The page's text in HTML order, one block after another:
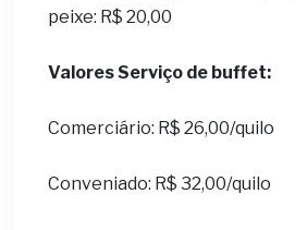
peixe: R$ 20,00
Valores Serviço de buffet:
Comerciário: R$ 26,00/quilo
Conveniado: R$ 32,00/quilo